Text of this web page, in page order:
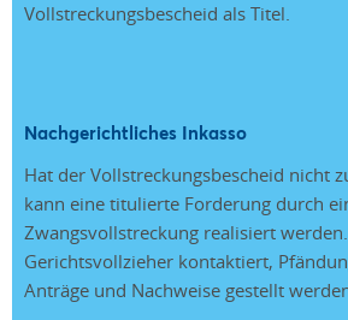
Vollstreckungsbescheid als Titel.
Nachgerichtliches Inkasso
Hat der Vollstreckungsbescheid nicht
kann eine titulierte Forderung durch
Zwangsvollstreckung realisiert
Gerichtsvollzieher kontaktiert,
Anträge und Nachweise gestellt